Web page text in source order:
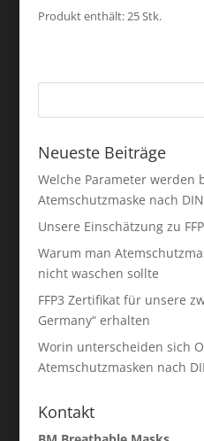
Produkt enthält: 25Stk.
Neueste Beiträge
Welche Parameter werden
Atemschutzmaske nach
Unsere Einschätzung zu
Warum man
nicht waschen sollte
FFP3 Zertifikat für unsere
Germany“ erhalten
Worin unterscheiden sich
Atemschutzmasken nach
Kontakt